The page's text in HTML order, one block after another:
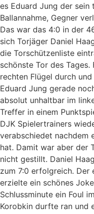
es Eduard Jung der sein
Ballannahme, Gegner
Das war das 4:0 in der
sich Torjäger Daniel
die Torschützenliste
schönste Tor des
rechten Flügel durch
Eduard Jung gerade
absolut unhaltbar im
Treffer in einem
DJK Spielertrainers
verabschiedet nachdem
hat. Damit war aber der
nicht gestillt. Daniel
zum 7:0 erfolgreich. Der
erzielte ein schönes
Schlussminute ein Foul
Korobkin durfte ran und